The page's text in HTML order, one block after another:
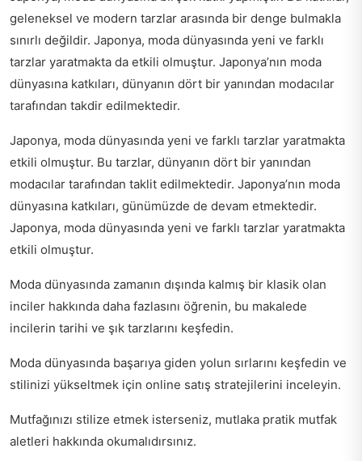
geleneksel ve modern tarzlar arasında bir denge bulmakla
sınırlı değildir. Japonya, moda dünyasında yeni ve farklı
tarzlar yaratmakta da etkili olmuştur. Japonya’nın moda
dünyasına katkıları, dünyanın dört bir yanından modacılar
tarafından takdir edilmektedir.
Japonya, moda dünyasında yeni ve farklı tarzlar yaratmakta
etkili olmuştur. Bu tarzlar, dünyanın dört bir yanından
modacılar tarafından taklit edilmektedir. Japonya’nın moda
dünyasına katkıları, günümüzde de devam etmektedir.
Japonya, moda dünyasında yeni ve farklı tarzlar yaratmakta
etkili olmuştur.
Moda dünyasında zamanın dışında kalmış bir klasik olan
inciler hakkında daha fazlasını öğrenin, bu makalede
incilerin tarihi ve şık tarzlarını keşfedin.
Moda dünyasında başarıya giden yolun sırlarını keşfedin ve
stilinizi yükseltmek için online satış stratejilerini inceleyin.
Mutfağınızı stilize etmek isterseniz, mutlaka pratik mutfak
aletleri hakkında okumalıdırsınız.